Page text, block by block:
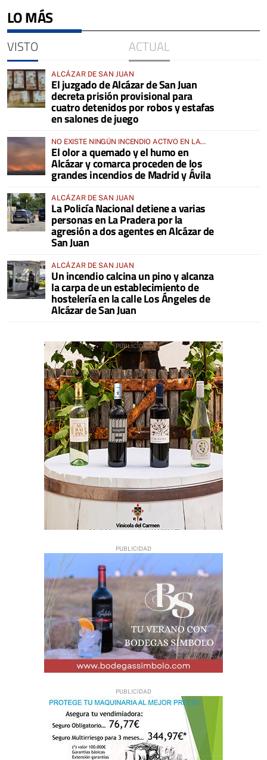
LO MÁS
VISTO ACTUAL
ALCÁZAR DE SAN JUAN
El juzgado de Alcázar de San Juan
decreta prisión provisional para
cuatro detenidos por robos y estafas
en salones de juego
NO EXISTE NINGÚN INCENDIO ACTIVO EN LA
COMARCA
El olor a quemado y el humo en
Alcázar y comarca proceden de los
grandes incendios de Madrid y Ávila
ALCÁZAR DE SAN JUAN
La Policía Nacional detiene a varias
personas en La Pradera por la
agresión a dos agentes en Alcázar de
San Juan
ALCÁZAR DE SAN JUAN
Un incendio calcina un pino y alcanza
la carpa de un establecimiento de
hostelería en la calle Los Ángeles de
Alcázar de San Juan